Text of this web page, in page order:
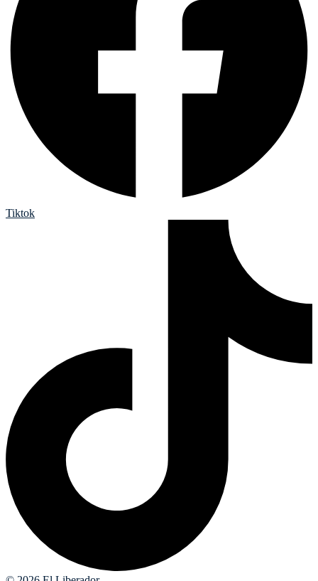
Tiktok